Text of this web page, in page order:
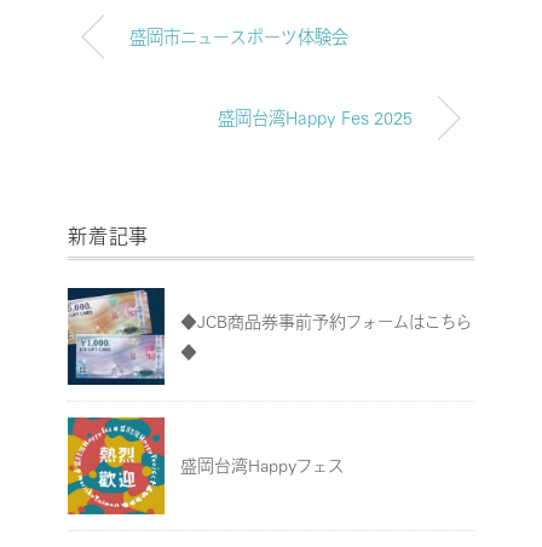
盛岡市ニュースポーツ体験会
盛岡台湾Happy Fes 2025
新着記事
◆JCB商品券事前予約フォームはこちら
◆
盛岡台湾Happyフェス